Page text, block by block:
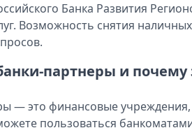
Банка Развития
Возможность снятия
партнеры и почему
— это финансовые
пользоваться